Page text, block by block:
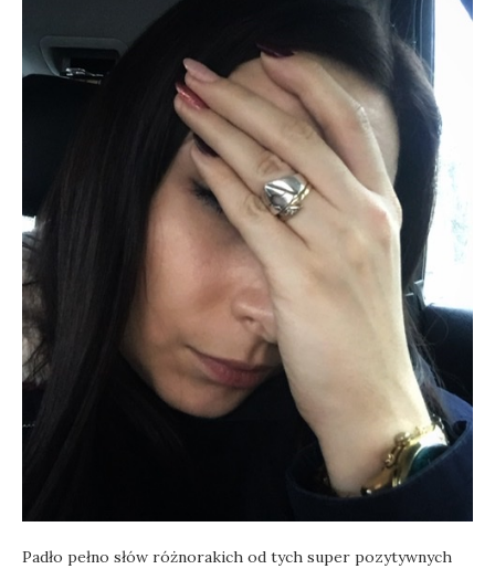
Padło pełno słów różnorakich od tych super pozytywnych